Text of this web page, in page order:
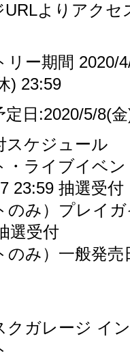
URLよりアクセ
リー期間 2020/
) 23:59
日:2020/5/8(
スケジュール
・ライブイベ
23:59 抽選受付
のみ）プレイ
選受付
のみ）一般発売
クガレージ イ